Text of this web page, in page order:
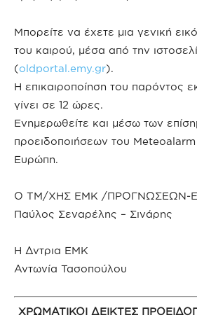
Μπορείτε να έχετε μια γενική
του καιρού, μέσα από την
(oldportal.emy.gr).
Η επικαιροποίηση του παρόντος
γίνει σε 12 ώρες.
Ενημερωθείτε και μέσω των
προειδοποιήσεων του
Ευρώπη.
Ο ΤΜ/ΧΗΣ ΕΜΚ /ΠΡΟΓΝΩΣΕΩΝ-
Παύλος Σεναρέλης – Σινάρης
Η Δντρια ΕΜΚ
Αντωνία Τασοπούλου
ΧΡΩΜΑΤΙΚΟΙ ΔΕΙΚΤΕΣ